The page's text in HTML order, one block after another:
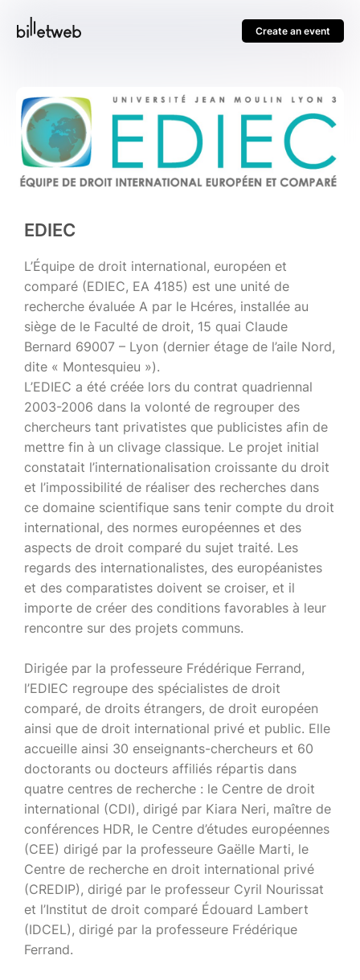
Create an event
EDIEC
L’Équipe de droit international, européen et
comparé (EDIEC, EA 4185) est une unité de
recherche évaluée A par le Hcéres, installée au
siège de le Faculté de droit, 15 quai Claude
Bernard 69007 – Lyon (dernier étage de l’aile Nord,
dite « Montesquieu »).
L’EDIEC a été créée lors du contrat quadriennal
2003-2006 dans la volonté de regrouper des
chercheurs tant privatistes que publicistes afin de
mettre fin à un clivage classique. Le projet initial
constatait l’internationalisation croissante du droit
et l’impossibilité de réaliser des recherches dans
ce domaine scientifique sans tenir compte du droit
international, des normes européennes et des
aspects de droit comparé du sujet traité. Les
regards des internationalistes, des européanistes
et des comparatistes doivent se croiser, et il
importe de créer des conditions favorables à leur
rencontre sur des projets communs.
Dirigée par la professeure Frédérique Ferrand,
l’EDIEC regroupe des spécialistes de droit
comparé, de droits étrangers, de droit européen
ainsi que de droit international privé et public. Elle
accueille ainsi 30 enseignants-chercheurs et 60
doctorants ou docteurs affiliés répartis dans
quatre centres de recherche : le Centre de droit
international (CDI), dirigé par Kiara Neri, maître de
conférences HDR, le Centre d’études européennes
(CEE) dirigé par la professeure Gaëlle Marti, le
Centre de recherche en droit international privé
(CREDIP), dirigé par le professeur Cyril Nourissat
et l’Institut de droit comparé Édouard Lambert
(IDCEL), dirigé par la professeure Frédérique
Ferrand.